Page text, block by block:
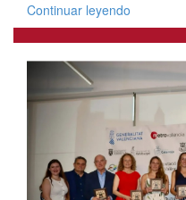
Continuar leyendo